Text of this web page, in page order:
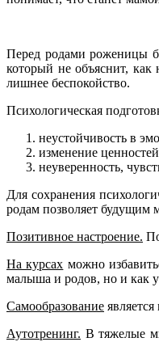
Перед родами роженицы
который не объяснит,
лишнее беспокойство.
Психологическая
неустойчивость в
изменение
неуверенность,
Для сохранения
родам позволяет будущим
Позитивное настроение.
На курсах можно
малыша и родов, но и как
Самообразование
Аутотренинг. В тяжелые